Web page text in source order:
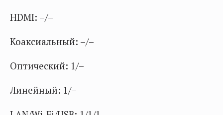
HDMI: –/–
Коаксиальный: –/–
Оптический: 1/–
Линейный: 1/–